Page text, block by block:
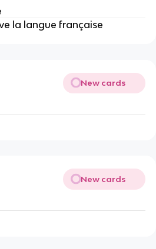
la langue française
New cards
New cards